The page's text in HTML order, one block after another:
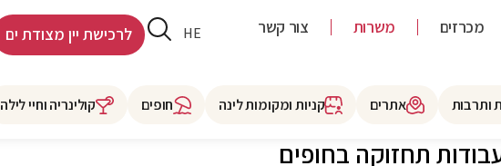
מכרזים משרות צור קשר HE
RU
לרכישת יין מצודת ים
ותרבות אתרים קניות ומקומות לינה חופים קולינריה וחיי לילה
תחזוקה בחופים